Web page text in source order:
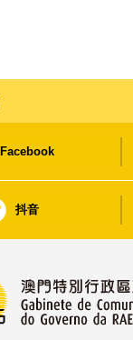
Facebook
抖音